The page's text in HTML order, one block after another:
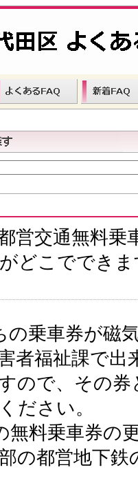
営交通無料
どこででき
の乗車券が磁
者福祉課で
ので、その
ださい。
無料乗車券の
の都営地下